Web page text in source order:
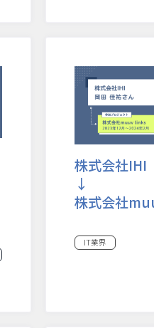
株式会社IHI
↓
株式会社
IT業界